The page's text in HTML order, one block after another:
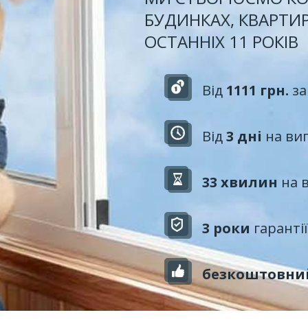
БУДИНКАХ,
ОСТАННІХ 11 РОКІВ
Від 1111 грн.
Від3 дні на
33 хвилин на
3 роки гарантії